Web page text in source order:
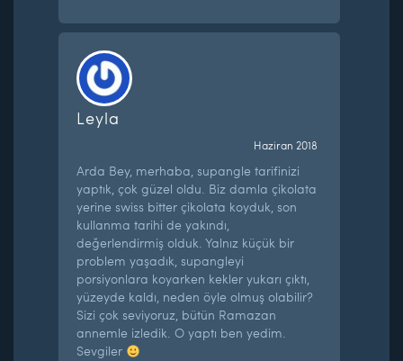
Leyla
Haziran 2018
Arda Bey, merhaba, supangle tarifinizi
yaptık, çok güzel oldu. Biz damla çikolata
yerine swiss bitter çikolata koyduk, son
kullanma tarihi de yakındı,
değerlendirmiş olduk. Yalnız küçük bir
problem yaşadık, supangleyi
porsiyonlara koyarken kekler yukarı çıktı,
yüzeyde kaldı, neden öyle olmuş olabilir?
Sizi çok seviyoruz, bütün Ramazan
annemle izledik. O yaptı ben yedim.
Sevgiler